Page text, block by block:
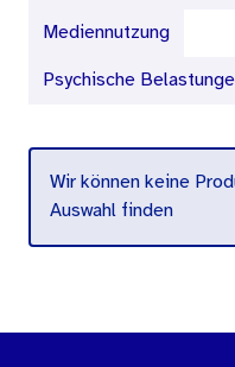
Mediennutzung
Psychische
Wir können keine
Auswahl finden